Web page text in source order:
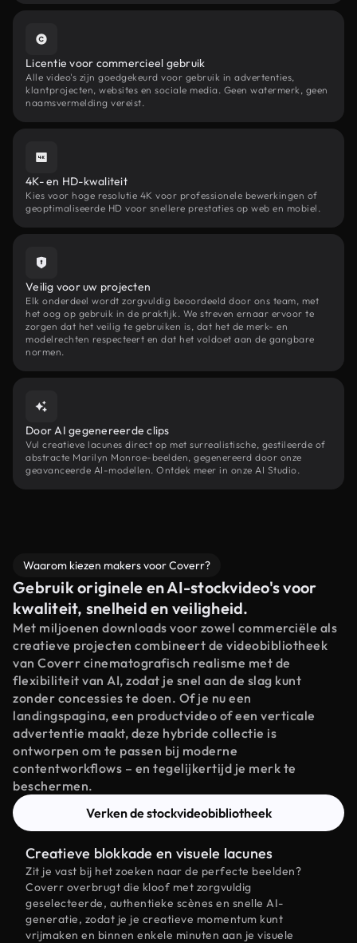
Licentie voor commercieel gebruik
Alle video's zijn goedgekeurd voor gebruik in advertenties,
klantprojecten, websites en sociale media. Geen watermerk, geen
naamsvermelding vereist.
4K- en HD-kwaliteit
Kies voor hoge resolutie 4K voor professionele bewerkingen of
geoptimaliseerde HD voor snellere prestaties op web en mobiel.
Veilig voor uw projecten
Elk onderdeel wordt zorgvuldig beoordeeld door ons team, met
het oog op gebruik in de praktijk. We streven ernaar ervoor te
zorgen dat het veilig te gebruiken is, dat het de merk- en
modelrechten respecteert en dat het voldoet aan de gangbare
normen.
Door AI gegenereerde clips
Vul creatieve lacunes direct op met surrealistische, gestileerde of
abstracte Marilyn Monroe-beelden, gegenereerd door onze
geavanceerde AI-modellen. Ontdek meer in onze AI Studio.
Waarom kiezen makers voor Coverr?
Gebruik originele en AI-stockvideo's voor
kwaliteit, snelheid en veiligheid.
Met miljoenen downloads voor zowel commerciële als
creatieve projecten combineert de videobibliotheek
van Coverr cinematografisch realisme met de
flexibiliteit van AI, zodat je snel aan de slag kunt
zonder concessies te doen. Of je nu een
landingspagina, een productvideo of een verticale
advertentie maakt, deze hybride collectie is
ontworpen om te passen bij moderne
contentworkflows – en tegelijkertijd je merk te
beschermen.
Verken de stockvideobibliotheek
Creatieve blokkade en visuele lacunes
Zit je vast bij het zoeken naar de perfecte beelden?
Coverr overbrugt die kloof met zorgvuldig
geselecteerde, authentieke scènes en snelle AI-
generatie, zodat je je creatieve momentum kunt
vrijmaken en binnen enkele minuten aan je visuele